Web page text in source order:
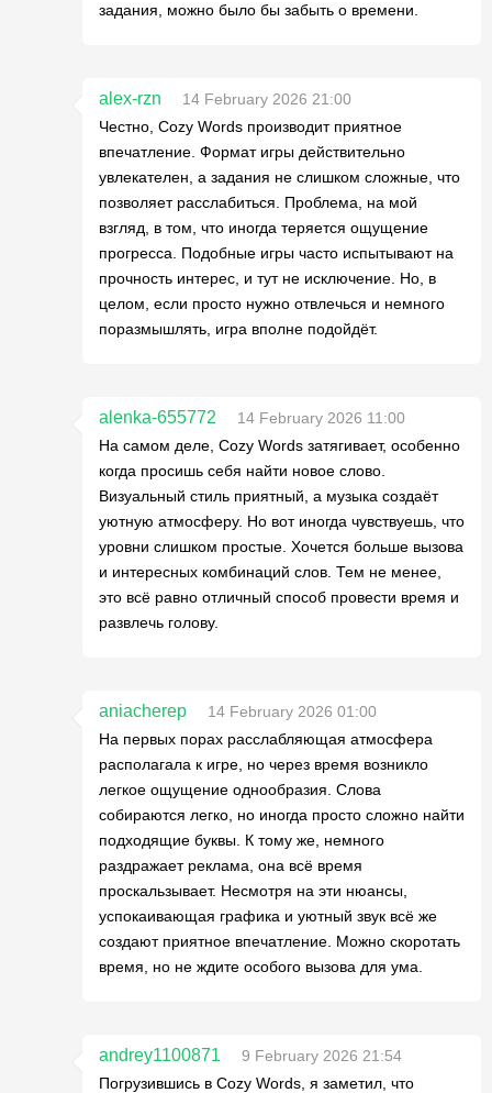
задания, можно было бы забыть о времени.
alex-rzn
14 February 2026 21:00
Честно, Cozy Words производит приятное
впечатление. Формат игры действительно
увлекателен, а задания не слишком сложные, что
позволяет расслабиться. Проблема, на мой
взгляд, в том, что иногда теряется ощущение
прогресса. Подобные игры часто испытывают на
прочность интерес, и тут не исключение. Но, в
целом, если просто нужно отвлечься и немного
поразмышлять, игра вполне подойдёт.
alenka-655772
14 February 2026 11:00
На самом деле, Cozy Words затягивает, особенно
когда просишь себя найти новое слово.
Визуальный стиль приятный, а музыка создаёт
уютную атмосферу. Но вот иногда чувствуешь, что
уровни слишком простые. Хочется больше вызова
и интересных комбинаций слов. Тем не менее,
это всё равно отличный способ провести время и
развлечь голову.
aniacherep
14 February 2026 01:00
На первых порах расслабляющая атмосфера
располагала к игре, но через время возникло
легкое ощущение однообразия. Слова
собираются легко, но иногда просто сложно найти
подходящие буквы. К тому же, немного
раздражает реклама, она всё время
проскальзывает. Несмотря на эти нюансы,
успокаивающая графика и уютный звук всё же
создают приятное впечатление. Можно скоротать
время, но не ждите особого вызова для ума.
andrey1100871
9 February 2026 21:54
Погрузившись в Cozy Words, я заметил, что